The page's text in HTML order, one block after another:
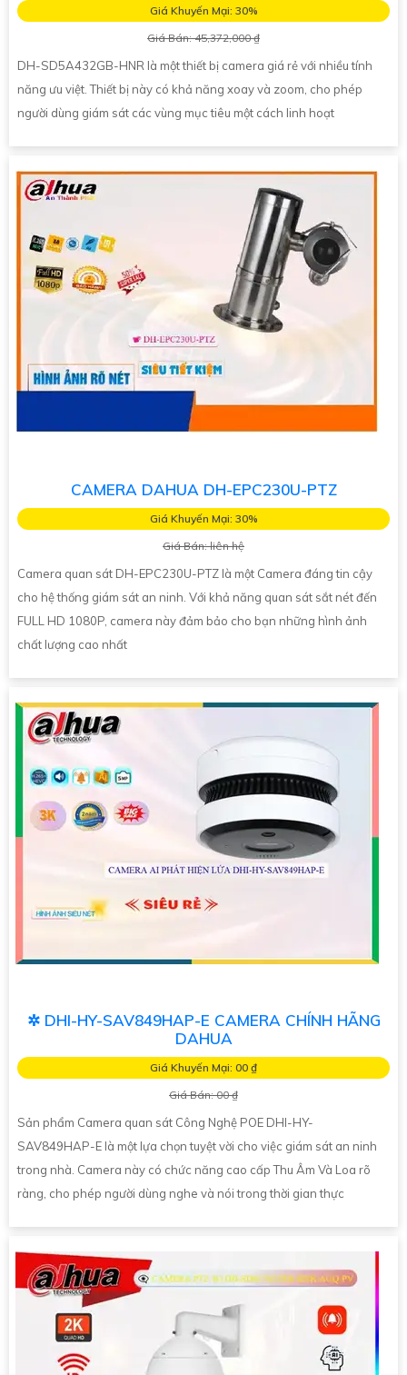
Giá Khuyến Mại: 30%
Giá Bán: 45,372,000 ₫
DH-SD5A432GB-HNR là một thiết bị camera giá rẻ với nhiều tính
năng ưu việt. Thiết bị này có khả năng xoay và zoom, cho phép
người dùng giám sát các vùng mục tiêu một cách linh hoạt
CAMERA DAHUA DH-EPC230U-PTZ
Giá Khuyến Mại: 30%
Giá Bán: liên hệ
Camera quan sát DH-EPC230U-PTZ là một Camera đáng tin cậy
cho hệ thống giám sát an ninh. Với khả năng quan sát sắt nét đến
FULL HD 1080P, camera này đảm bảo cho bạn những hình ảnh
chất lượng cao nhất
✲ DHI-HY-SAV849HAP-E CAMERA CHÍNH HÃNG
DAHUA
Giá Khuyến Mại: 00 ₫
Giá Bán: 00 ₫
Sản phẩm Camera quan sát Công Nghệ POE DHI-HY-
SAV849HAP-E là một lựa chọn tuyệt vời cho việc giám sát an ninh
trong nhà. Camera này có chức năng cao cấp Thu Âm Và Loa rõ
ràng, cho phép người dùng nghe và nói trong thời gian thực